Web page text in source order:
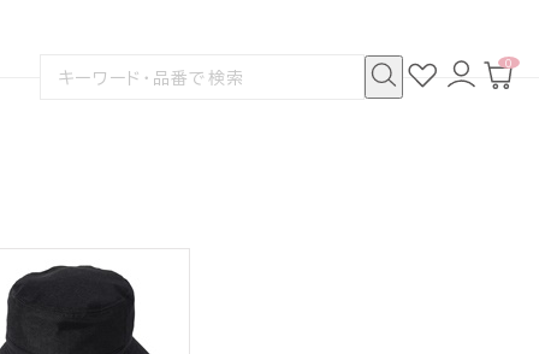
検
お
気
ロ
グ
カ
0